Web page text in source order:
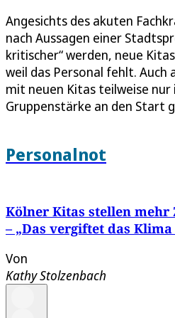
Angesichts des akuten
nach Aussagen einer
kritischer“ werden, neue
weil das Personal fehlt. Auch
mit neuen Kitas teilweise
Gruppenstärke an den Start
Personalnot
Kölner Kitas stellen
– „Das vergiftet das Klima
Von
Kathy Stolzenbach